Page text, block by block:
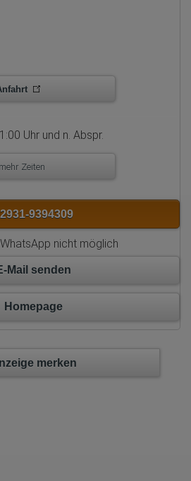
Uhr und n. Abspr.
mehr Zeiten
9394309
nicht möglich
Mail senden
Homepage
merken